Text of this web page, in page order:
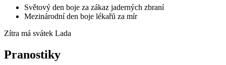
Světový den boje za zákaz jaderných zbraní
Mezinárodní den boje lékařů za mír
Zítra má svátek Lada
Pranostiky